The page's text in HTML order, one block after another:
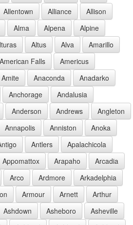
Allentown Alliance
Allison
Alma Alpena
Alpine
Altus Alva
Amarillo
American Falls
Americus
Amite Anaconda
Anadarko
Anchorage
Andalusia
Anderson Andrews
Angleton
Annapolis Anniston
Anoka
Antlers
Apalachicola
Appomattox Arapaho
Arcadia
Arco Ardmore
Arkadelphia
Armour Arnett
Arthur
Ashdown Asheboro
Asheville